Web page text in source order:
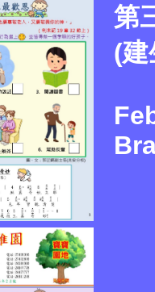
第
(建